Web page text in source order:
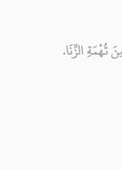
تُهْمَةِ الزِّنَا.